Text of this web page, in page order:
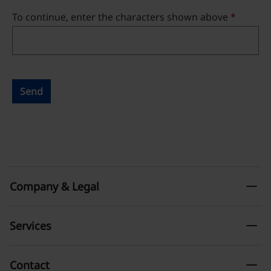
To continue, enter the characters shown above *
Send
Company & Legal remove
Services remove
Contact remove